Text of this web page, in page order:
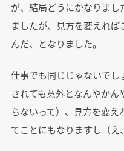
が、結局どうにかなりま
ましたが、見方を変えれ
んだ、となりました。
仕事でも同じじゃないで
されても意外となんやか
らないって）、見方を変
てことにもなりますし（え